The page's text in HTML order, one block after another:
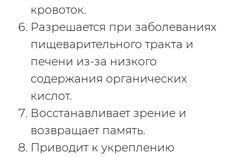
кровоток.
Разрешается при заболеваниях
пищеварительного тракта и
печени из-за низкого
содержания органических
кислот.
Восстанавливает зрение и
возвращает память.
Приводит к укреплению